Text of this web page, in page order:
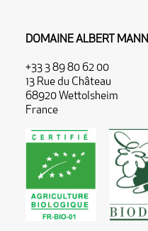
DOMAINE ALBERT MANN
+33 3 89 80 62 00
13 Rue du Château
68920 Wettolsheim
France